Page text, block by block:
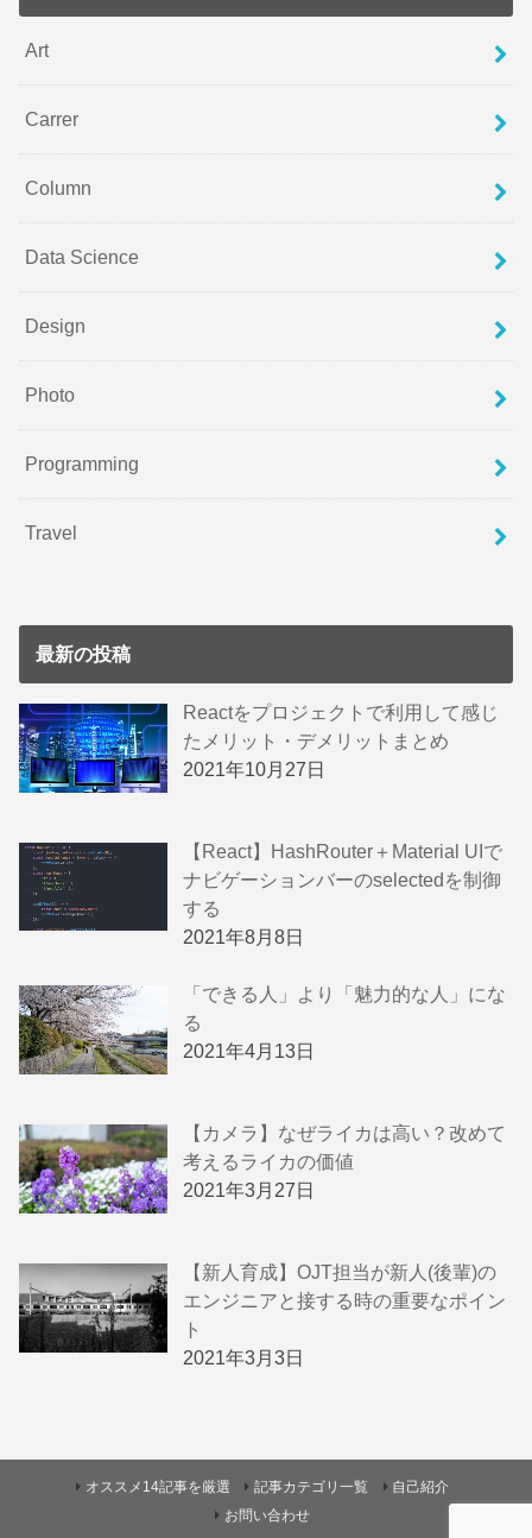
Art
Carrer
Column
Data Science
Design
Photo
Programming
Travel
最新の投稿
Reactをプロジェクトで利用して感じ
たメリット・デメリットまとめ
2021年10月27日
【React】HashRouter＋Material UIで
ナビゲーションバーのselectedを制御
する
2021年8月8日
「できる人」より「魅力的な人」にな
る
2021年4月13日
【カメラ】なぜライカは高い？改めて
考えるライカの価値
2021年3月27日
【新人育成】OJT担当が新人(後輩)の
エンジニアと接する時の重要なポイン
ト
2021年3月3日
オススメ14記事を厳選 記事カテゴリ一覧
自己紹介
お問い合わせ